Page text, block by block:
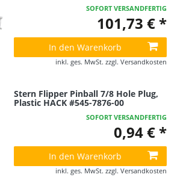
SOFORT VERSANDFERTIG
101,73 € *
In den Warenkorb
inkl. ges. MwSt. zzgl. Versandkosten
Stern Flipper Pinball 7/8 Hole Plug,
Plastic HACK #545-7876-00
SOFORT VERSANDFERTIG
0,94 € *
In den Warenkorb
inkl. ges. MwSt. zzgl. Versandkosten